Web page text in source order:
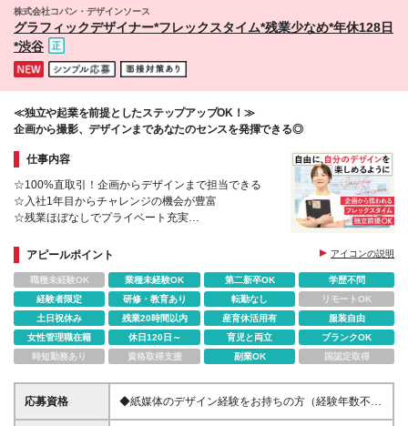
株式会社コパン・デザインソース
グラフィックデザイナー*フレックスタイム*残業少なめ*年休128日
*渋谷
≪独立や起業を前提としたステップアップOK！≫
企画から撮影、デザインまであなたのセンスを発揮できる◎
仕事内容
☆100%直取引！企画からデザインまで担当できる
☆入社1年目からチャレンジの機会が豊富
☆残業ほぼなしでプライベート充実
☆フレックスタイム
☆状況に応じて在宅勤務も相談可
アピールポイント アイコンの説明
職種未経験OK 業種未経験OK 第二新卒OK
学歴不問
経験者限定
研修・教育あり 転勤なし
リモートOK
土日祝休み
残業20時間以内 産育休活用有
服装自由
女性管理職在籍
休日120日～ 育児と両立
ブランクOK
時短勤務あり
資格取得支援 副業OK 国認定取得
応募資格
◆紙媒体のデザイン経験をお持ちの方（経験年数不
問） ※InDesign、Photoshopを使ったデザイン実務が